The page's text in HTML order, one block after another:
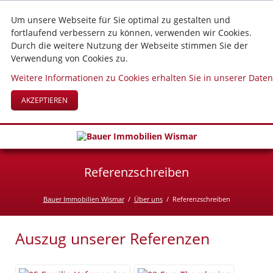
Um unsere Webseite für Sie optimal zu gestalten und
fortlaufend verbessern zu können, verwenden wir Cookies.
Durch die weitere Nutzung der Webseite stimmen Sie der
Verwendung von Cookies zu.
Weitere Informationen zu Cookies erhalten Sie in unserer
AKZEPTIEREN
Referenzschreiben
Bauer Immobilien Wismar Über uns Referenzschreiben
Auszug unserer Referenzen